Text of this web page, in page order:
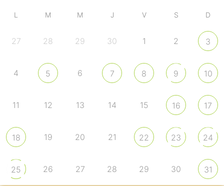
L M M J V S D
27 28 29 30 1 2 3
4 5 6 7 8 9 10
11 12 13 14 15 16 17
18 19 20 21 22 23 24
25 26 27 28 29 30 31